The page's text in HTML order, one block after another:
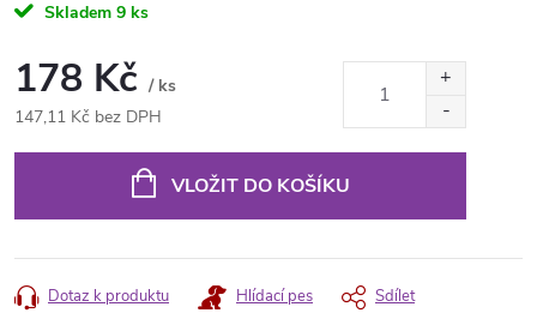
Skladem 9 ks
178 Kč / ks
147,11 Kč bez DPH
VLOŽIT DO KOŠÍKU
Dotaz k produktu Hlídací pes Sdílet